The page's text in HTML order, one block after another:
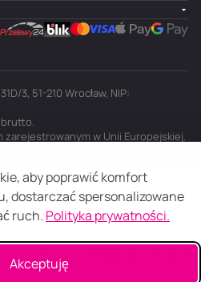
aby poprawić komfort
dostarczać spersonalizowane
ruch. Polityka prywatności.
Akceptuję
Zamów
3, 51-210 Wrocław, NIP:
w Unii Europejskiej.